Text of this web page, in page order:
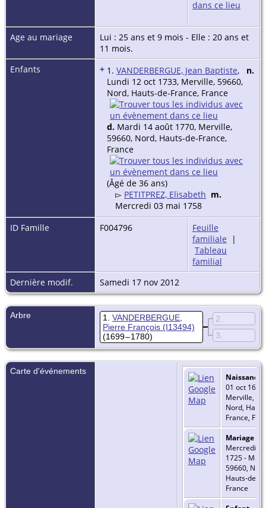
Age au mariage
Lui : 25 ans et 9 mois - Elle : 20 ans et
11 mois.
Enfants
+ 1. VANDERBERGUE, Jean Baptiste, n.
Lundi 12 oct 1733, Merville, 59660,
Nord, Hauts-de-France, France
d. Mardi 14 août 1770, Merville,
59660, Nord, Hauts-de-France,
France
(Âgé de 36 ans)
▻ PETITPREZ, Elisabeth m.
Mercredi 03 mai 1758
ID Famille
F004796
Feuille
familiale |
Tableau
familial
Dernière modif.
Samedi 17 nov 2012
Arbre 1
VANDERBERGUE,
Pierre François (I13494)
(1699 – 1780)
2
3
Carte d'événements
Naissance
01 oct 1699
Merville,
Nord,
France,
Mariage
Mercredi
1725 -
59660,
Hauts-de-
France